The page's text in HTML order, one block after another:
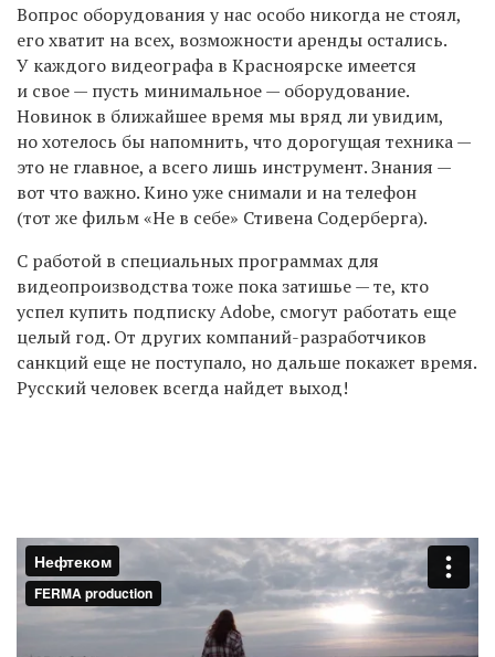
Вопрос оборудования у нас особо никогда не стоял,
его хватит на всех, возможности аренды остались.
У каждого видеографа в Красноярске имеется
и свое — пусть минимальное — оборудование.
Новинок в ближайшее время мы вряд ли увидим,
но хотелось бы напомнить, что дорогущая техника —
это не главное, а всего лишь инструмент. Знания —
вот что важно. Кино уже снимали и на телефон
(тот же фильм «Не в себе» Стивена Содерберга).
С работой в специальных программах для
видеопроизводства тоже пока затишье — те, кто
успел купить подписку Adobe, смогут работать еще
целый год. От других компаний-разработчиков
санкций еще не поступало, но дальше покажет время.
Русский человек всегда найдет выход!